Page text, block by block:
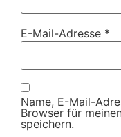
E-Mail-Adresse *
Name, E-Mail-
Browser für
speichern.